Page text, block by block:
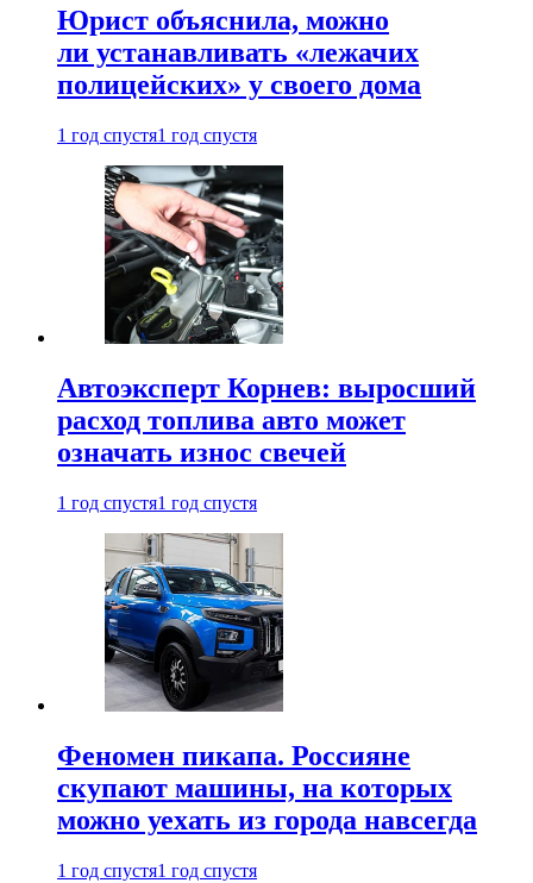
Юрист объяснила, можно
ли устанавливать «лежачих
полицейских» у своего дома
1 год спустя1 год спустя
Автоэксперт Корнев: выросший
расход топлива авто может
означать износ свечей
1 год спустя1 год спустя
Феномен пикапа. Россияне
скупают машины, на которых
можно уехать из города навсегда
1 год спустя1 год спустя